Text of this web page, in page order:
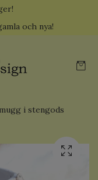
och nya!
i stengods